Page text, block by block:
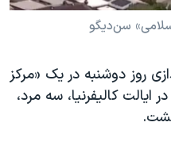
سن‌دیگو
روز دوشنبه در یک «مرکز
کالیفرنیا، سه مرد،